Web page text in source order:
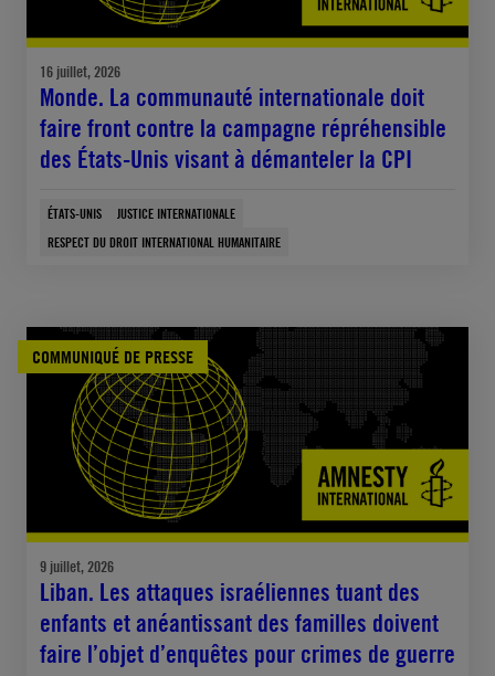
16 juillet, 2026
Monde. La communauté internationale doit
faire front contre la campagne répréhensible
des États-Unis visant à démanteler la CPI
ÉTATS-UNIS
JUSTICE INTERNATIONALE
RESPECT DU DROIT INTERNATIONAL HUMANITAIRE
COMMUNIQUÉ DE PRESSE
9 juillet, 2026
Liban. Les attaques israéliennes tuant des
enfants et anéantissant des familles doivent
faire l’objet d’enquêtes pour crimes de guerre